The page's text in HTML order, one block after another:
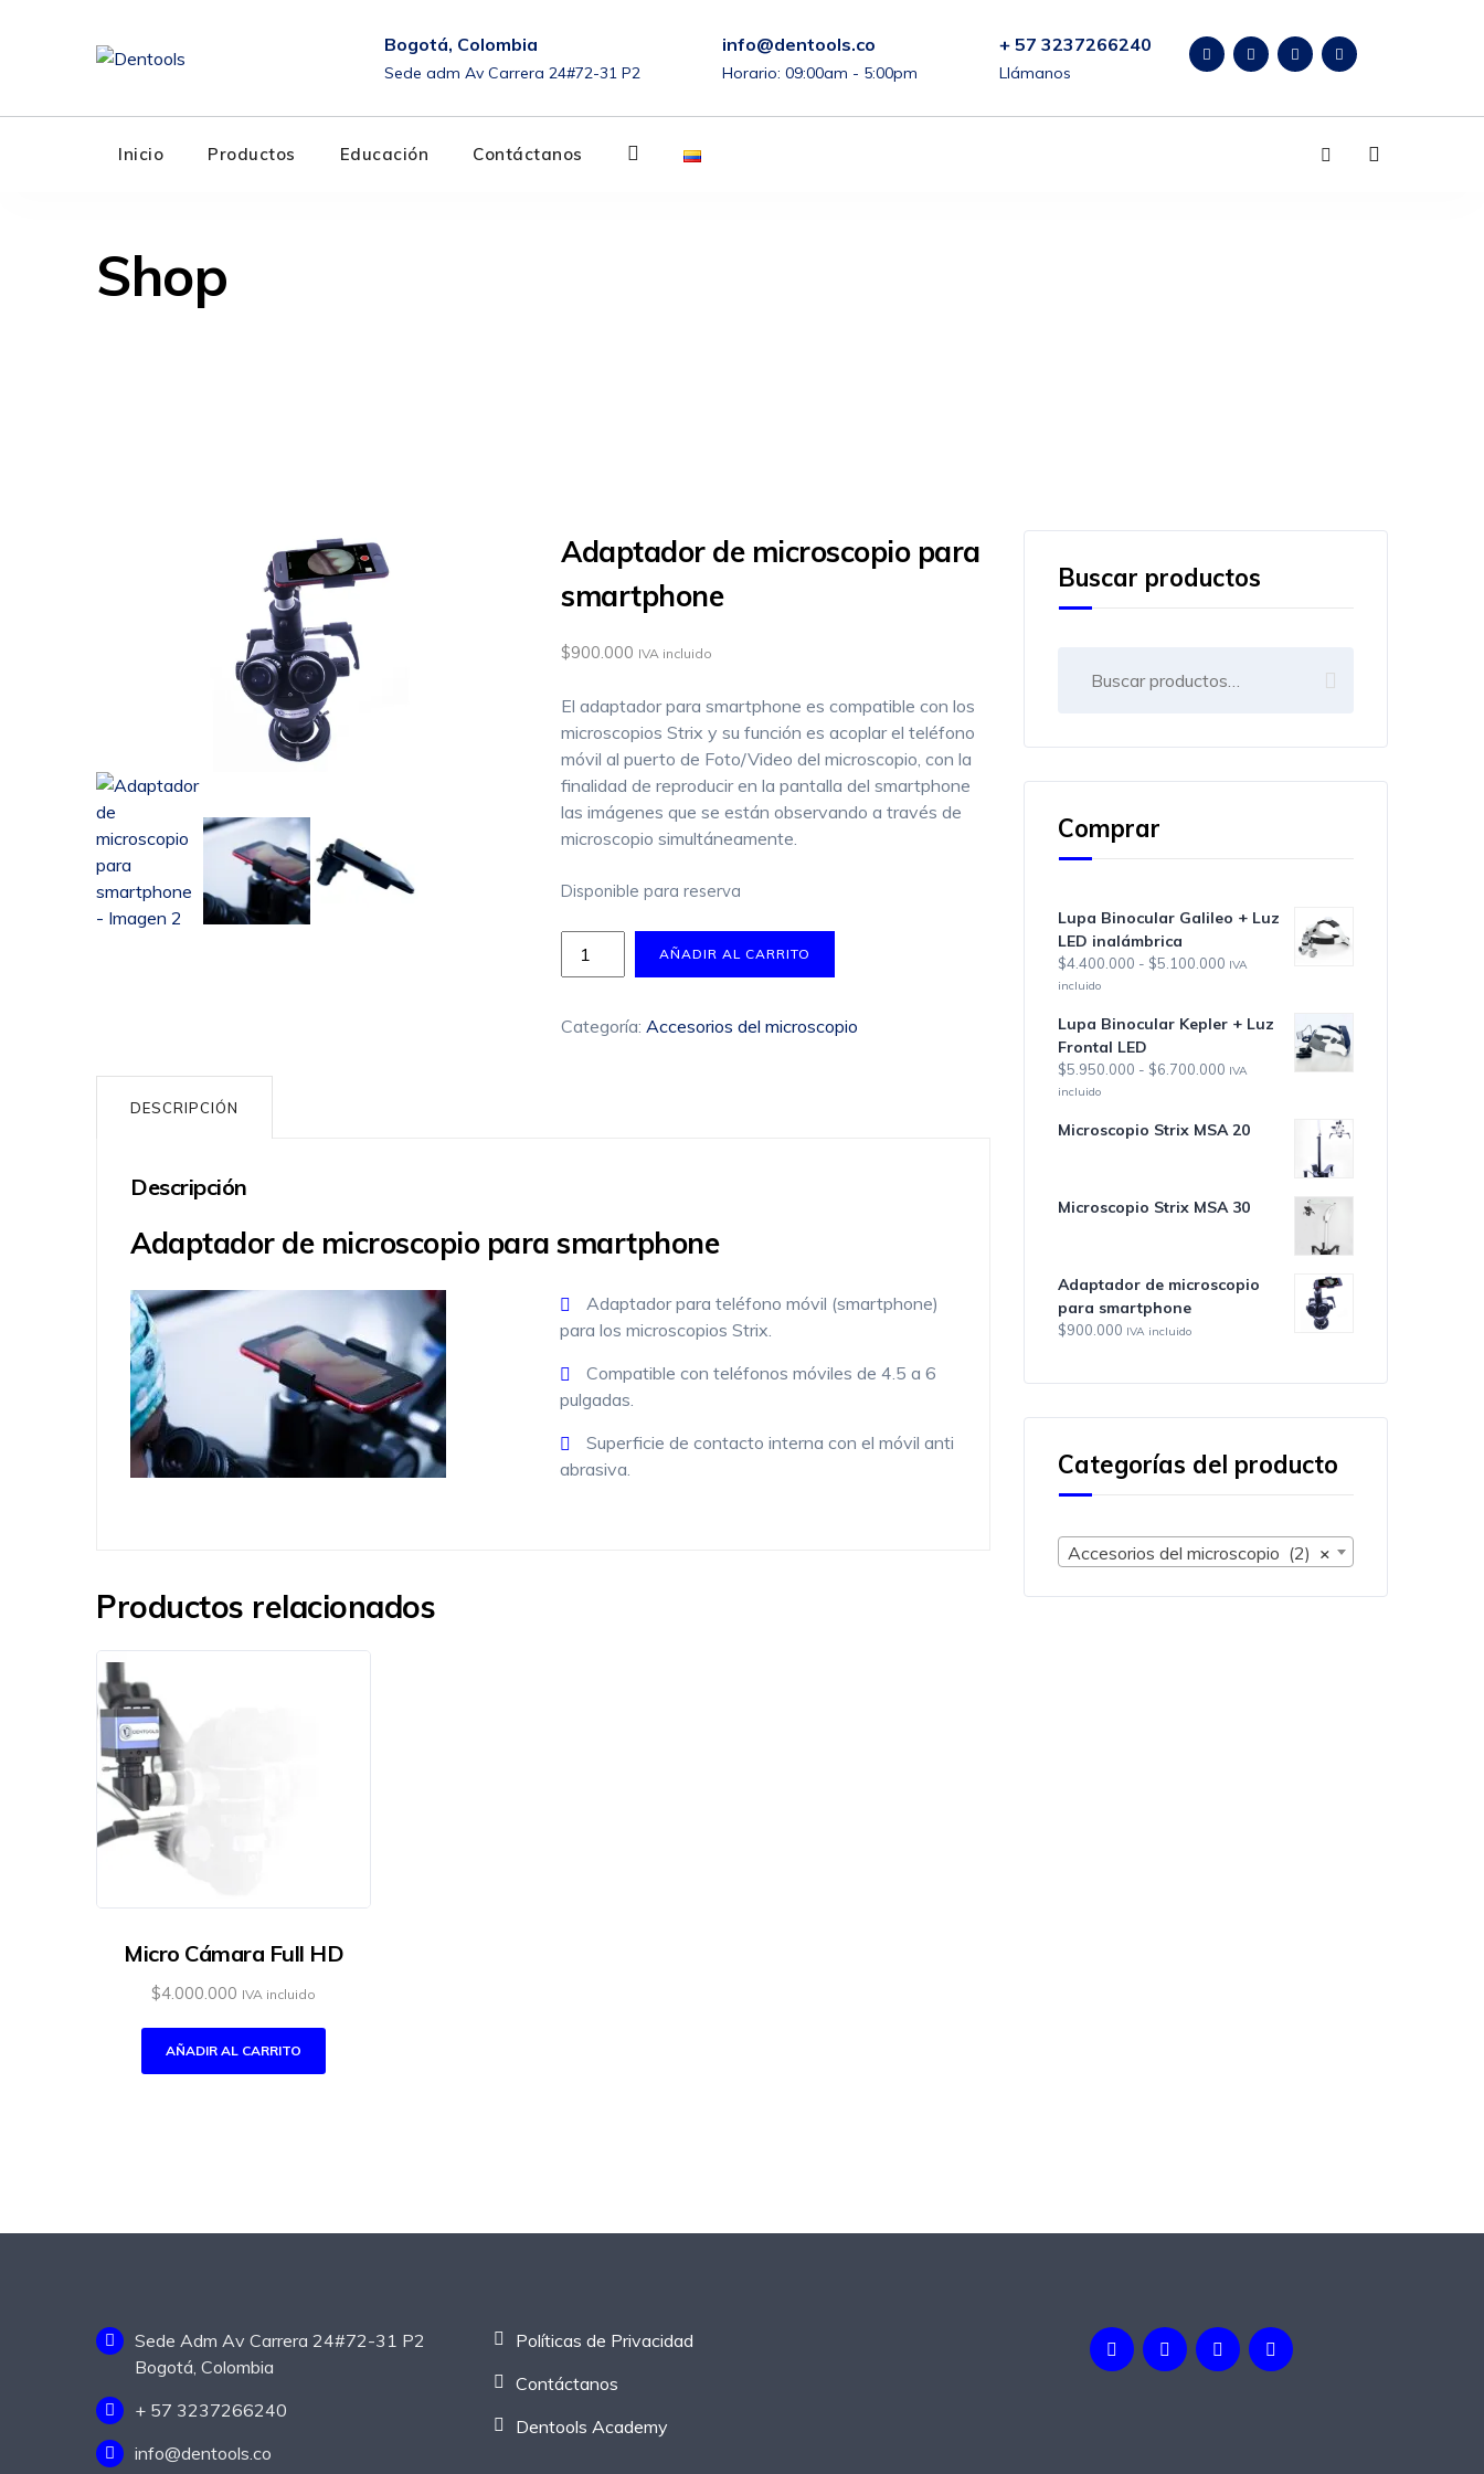
Bogotá, Colombia
Sede adm Av Carrera 24#72-31 P2
info@dentools.co
Horario: 09:00am - 5:00pm
+ 57 3237266240
Llámanos
Inicio Productos Educación Contáctanos Cuenta
Shop
Adaptador de microscopio para
smartphone
$900.000 IVA incluido
El adaptador para smartphone es compatible con los
microscopios Strix y su función es acoplar el teléfono
móvil al puerto de Foto/Video del microscopio, con la
finalidad de reproducir en la pantalla del smartphone
las imágenes que se están observando a través de
microscopio simultáneamente.
Disponible para reserva
Adaptador
para
AÑADIR AL CARRITO
Categoría:Accesorios del microscopio
DESCRIPCIÓN
Descripción
Adaptador de microscopio para smartphone
Adaptador para teléfono móvil (smartphone)
para los microscopios Strix.
Compatible con teléfonos móviles de 4.5 a 6
pulgadas.
Superficie de contacto interna con el móvil anti
abrasiva.
Productos relacionados
Micro Cámara Full HD
$4.000.000 IVA incluido
AÑADIR AL CARRITO
Buscar productos
Comprar
Lupa Binocular Galileo + Luz
LED inalámbrica
$4.400.000 - $5.100.000 Rango
desde
$4.400.000
hasta
IVA
incluido
Lupa Binocular Kepler + Luz
Frontal LED
$5.950.000 - $6.700.000 Rango
desde
$6.700.000
IVA
incluido
Microscopio Strix MSA 20
Microscopio Strix MSA 30
Adaptador de microscopio
para smartphone
$900.000 IVA incluido
Categorías del producto
×
Accesorios del microscopio (2)
Sede Adm Av Carrera 24#72-31 P2
Bogotá, Colombia
+ 57 3237266240
info@dentools.co
Políticas de Privacidad
Contáctanos
Dentools Academy